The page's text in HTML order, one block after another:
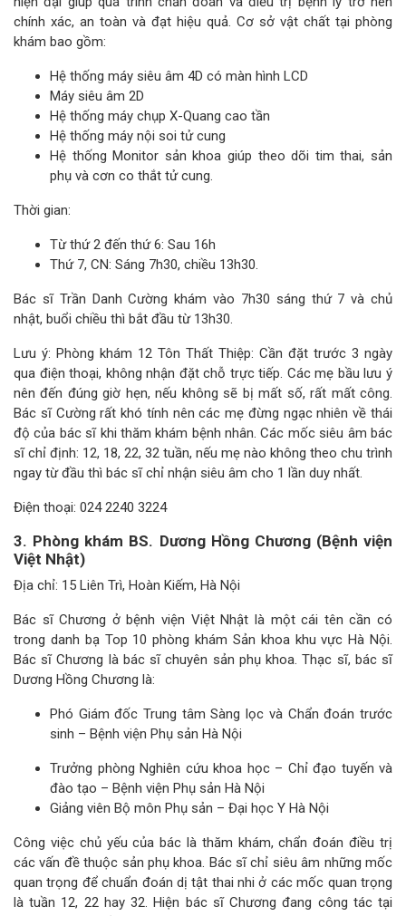
chính xác, an toàn và đạt hiệu quả. Cơ sở vật chất tại phòng
khám bao gồm:
Hệ thống máy siêu âm 4D có màn hình LCD
Máy siêu âm 2D
Hệ thống máy chụp X-Quang cao tần
Hệ thống máy nội soi tử cung
Hệ thống Monitor sản khoa giúp theo dõi tim thai, sản
phụ và cơn co thắt tử cung.
Thời gian:
Từ thứ 2 đến thứ 6: Sau 16h
Thứ 7, CN: Sáng 7h30, chiều 13h30.
Bác sĩ Trần Danh Cường khám vào 7h30 sáng thứ 7 và chủ
nhật, buổi chiều thì bắt đầu từ 13h30.
Lưu ý: Phòng khám 12 Tôn Thất Thiệp: Cần đặt trước 3 ngày
qua điện thoại, không nhận đặt chỗ trực tiếp. Các mẹ bầu lưu ý
nên đến đúng giờ hẹn, nếu không sẽ bị mất số, rất mất công.
Bác sĩ Cường rất khó tính nên các mẹ đừng ngạc nhiên về thái
độ của bác sĩ khi thăm khám bệnh nhân. Các mốc siêu âm bác
sĩ chỉ định: 12, 18, 22, 32 tuần, nếu mẹ nào không theo chu trình
ngay từ đầu thì bác sĩ chỉ nhận siêu âm cho 1 lần duy nhất.
Điện thoại: 024 2240 3224
3. Phòng khám BS. Dương Hồng Chương (Bệnh viện
Việt Nhật)
Địa chỉ: 15 Liên Trì, Hoàn Kiếm, Hà Nội
Bác sĩ Chương ở bệnh viện Việt Nhật là một cái tên cần có
trong danh bạ Top 10 phòng khám Sản khoa khu vực Hà Nội.
Bác sĩ Chương là bác sĩ chuyên sản phụ khoa. Thạc sĩ, bác sĩ
Dương Hồng Chương là:
Phó Giám đốc Trung tâm Sàng lọc và Chẩn đoán trước
sinh – Bệnh viện Phụ sản Hà Nội
Trưởng phòng Nghiên cứu khoa học – Chỉ đạo tuyến và
đào tạo – Bệnh viện Phụ sản Hà Nội
Giảng viên Bộ môn Phụ sản – Đại học Y Hà Nội
Công việc chủ yếu của bác là thăm khám, chẩn đoán điều trị
các vấn đề thuộc sản phụ khoa. Bác sĩ chỉ siêu âm những mốc
quan trọng để chuẩn đoán dị tật thai nhi ở các mốc quan trọng
là tuần 12, 22 hay 32. Hiện bác sĩ Chương đang công tác tại